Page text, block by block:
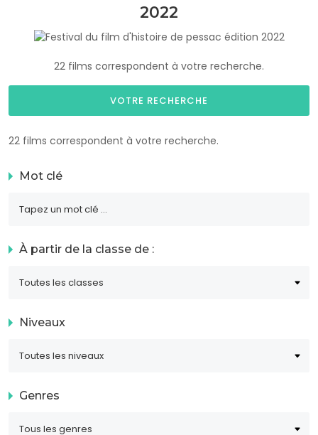
2022
22 films correspondent à votre recherche.
VOTRE RECHERCHE
22 films correspondent à votre recherche.
Mot clé
À partir de la classe de :
Niveaux
Genres